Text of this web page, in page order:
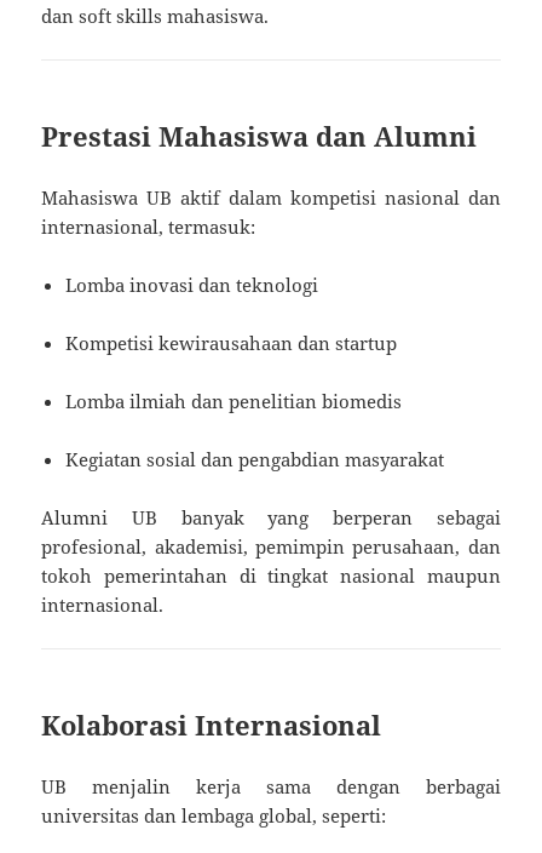
dan soft skills mahasiswa.
Prestasi Mahasiswa dan Alumni
Mahasiswa UB aktif dalam kompetisi nasional dan
internasional, termasuk:
Lomba inovasi dan teknologi
Kompetisi kewirausahaan dan startup
Lomba ilmiah dan penelitian biomedis
Kegiatan sosial dan pengabdian masyarakat
Alumni UB banyak yang berperan sebagai
profesional, akademisi, pemimpin perusahaan, dan
tokoh pemerintahan di tingkat nasional maupun
internasional.
Kolaborasi Internasional
UB menjalin kerja sama dengan berbagai
universitas dan lembaga global, seperti: